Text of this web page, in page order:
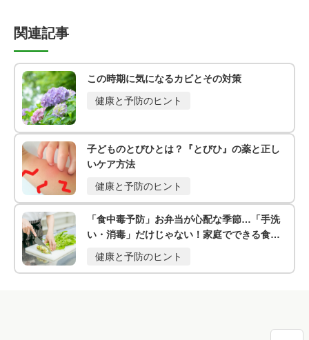
関連記事
この時期に気になるカビとその対策
健康と予防のヒント
子どものとびひとは？『とびひ』の薬と正し
いケア方法
健康と予防のヒント
「食中毒予防」お弁当が心配な季節…「手洗
い・消毒」だけじゃない！家庭でできる食中
毒予防の3つの鉄則
健康と予防のヒント